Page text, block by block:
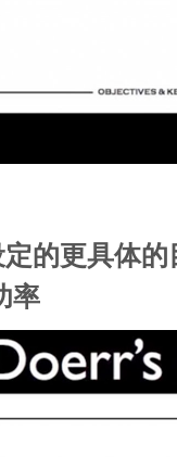
的更具体
率